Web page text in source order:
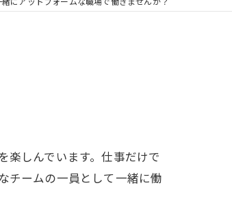
楽しんでいます。仕事だけで
チームの一員として一緒に働